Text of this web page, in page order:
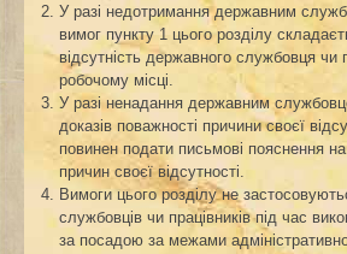
У разі недотримання державним
вимог пункту 1 цього розділу
відсутність державного службовця чи
робочому місці.
У разі ненадання державним
доказів поважності причини своєї
повинен подати письмові пояснення
причин своєї відсутності.
Вимоги цього розділу не
службовців чи працівників під час
за посадою за межами